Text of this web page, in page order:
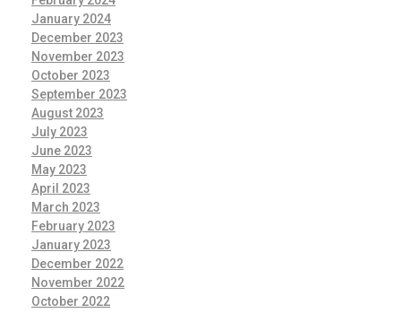
January 2024
December 2023
November 2023
October 2023
September 2023
August 2023
July 2023
June 2023
May 2023
April 2023
March 2023
February 2023
January 2023
December 2022
November 2022
October 2022